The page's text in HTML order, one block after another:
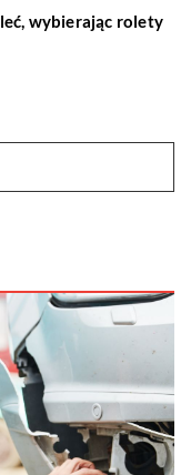
wybierając rolety